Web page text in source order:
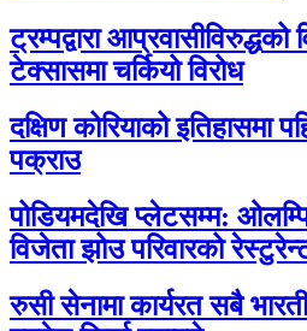
ट्रम्पद्वारा
टेक्सासमा चर्कियो विरोध
दक्षिण कोरियाको इतिहासमा
पक्राउ
पोडियमदेखि प्लेटसम्म:
विजेता झोउ परिवारको
रुसी सेनामा कार्यरत सबै